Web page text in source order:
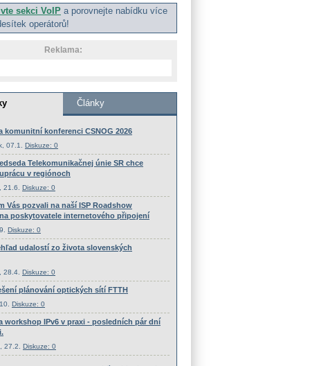
sekci VoIP a porovnejte nabídku více
operátorů!
Reklama: